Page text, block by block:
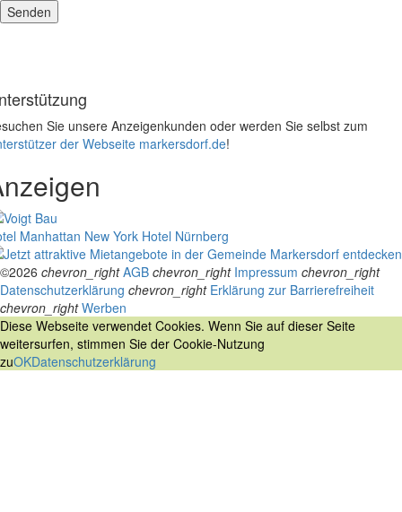
Sie unsere Anzeigenkunden oder werden Sie selbst zum
der Webseite markersdorf.de!
Manhattan New York Hotel Nürnberg
©2026 chevron_right AGB chevron_right Impressum chevron_right
Datenschutzerklärung chevron_right Erklärung zur Barrierefreiheit
chevron_right Werben
Diese Webseite verwendet Cookies. Wenn Sie auf dieser Seite
weitersurfen, stimmen Sie der Cookie-Nutzung
zuOKDatenschutzerklärung